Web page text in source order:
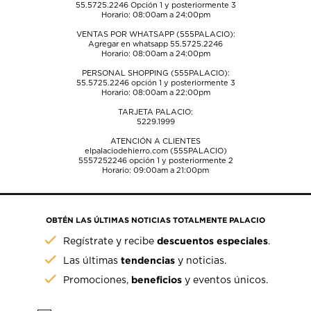
55.5725.2246Opción 1 y posteriormente 3
Horario: 08:00am a 24:00pm
VENTAS POR WHATSAPP (555PALACIO):
Agregar en whatsapp 55.5725.2246
Horario: 08:00am a 24:00pm
PERSONAL SHOPPING (555PALACIO):
55.5725.2246opción 1 y posteriormente 3
Horario: 08:00am a 22:00pm
TARJETA PALACIO:
5229.1999
ATENCIÓN A CLIENTES
elpalaciodehierro.com (555PALACIO)
5557252246opción 1 y posteriormente 2
Horario: 09:00am a 21:00pm
OBTÉN LAS ÚLTIMAS NOTICIAS TOTALMENTE PALACIO
Regístrate y recibedescuentos especiales.
Las últimastendencias y noticias.
Promociones, beneficios y eventos únicos.